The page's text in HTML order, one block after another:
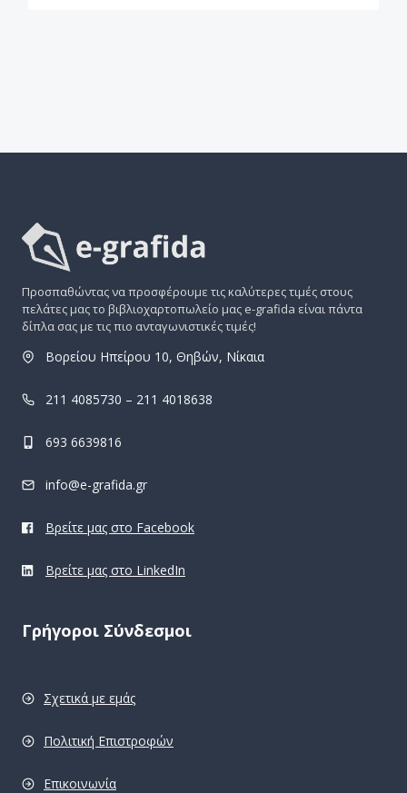
Προσπαθώντας να προσφέρουμε τις καλύτερες τιμές στους
πελάτες μας το βιβλιοχαρτοπωλείο μας e-grafida είναι πάντα
δίπλα σας με τις πιο ανταγωνιστικές τιμές!
Βορείου Ηπείρου 10, Θηβών, Νίκαια
211 4085730 – 211 4018638
693 6639816
info@e-grafida.gr
Βρείτε μας στο Facebook
Βρείτε μας στο LinkedIn
Γρήγοροι Σύνδεσμοι
Σχετικά με εμάς
Πολιτική Επιστροφών
Επικοινωνία